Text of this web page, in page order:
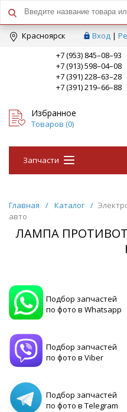
Краcноярск Вход |
+7 (953) 845–08–93
+7 (913) 598–04–08
+7 (391) 228–63–28
+7 (391) 219–66–88
Избранное
Товаров (0)
Запчасти
Главная / Каталог /
авто
ЛАМПА
Подбор запчастей
по фото в Whatsapp
Подбор запчастей
по фото в Viber
Подбор запчастей
по фото в Telegram